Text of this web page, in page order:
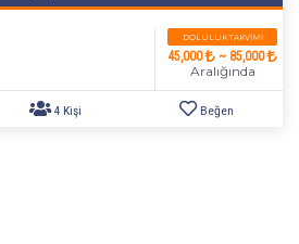
DOLULUK TAKVIMI
45,000 ~ 85,000
Aralığında